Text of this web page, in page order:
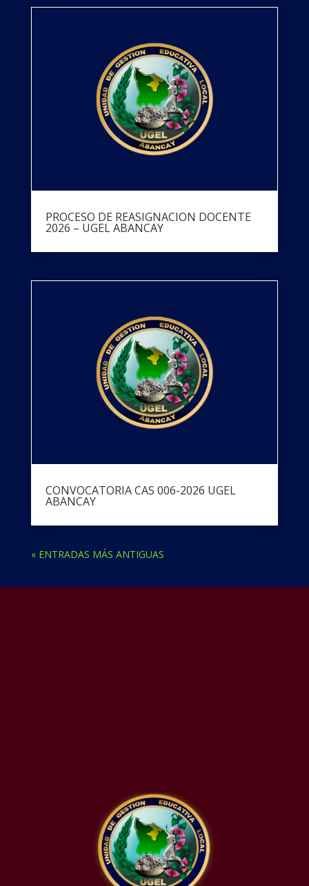
PROCESO DE REASIGNACION DOCENTE
2026 – UGEL ABANCAY
CONVOCATORIA CAS 006-2026 UGEL
ABANCAY
« ENTRADAS MÁS ANTIGUAS